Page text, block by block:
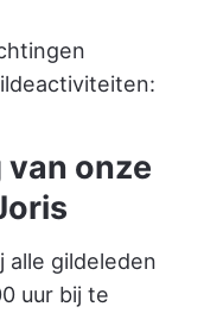
van onze
alle gildeleden
uur bij te